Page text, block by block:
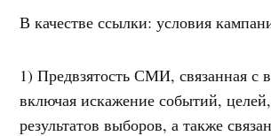
В качестве ссылки: условия
1) Предвзятость СМИ, связанная с
включая искажение событий,
результатов выборов, а также